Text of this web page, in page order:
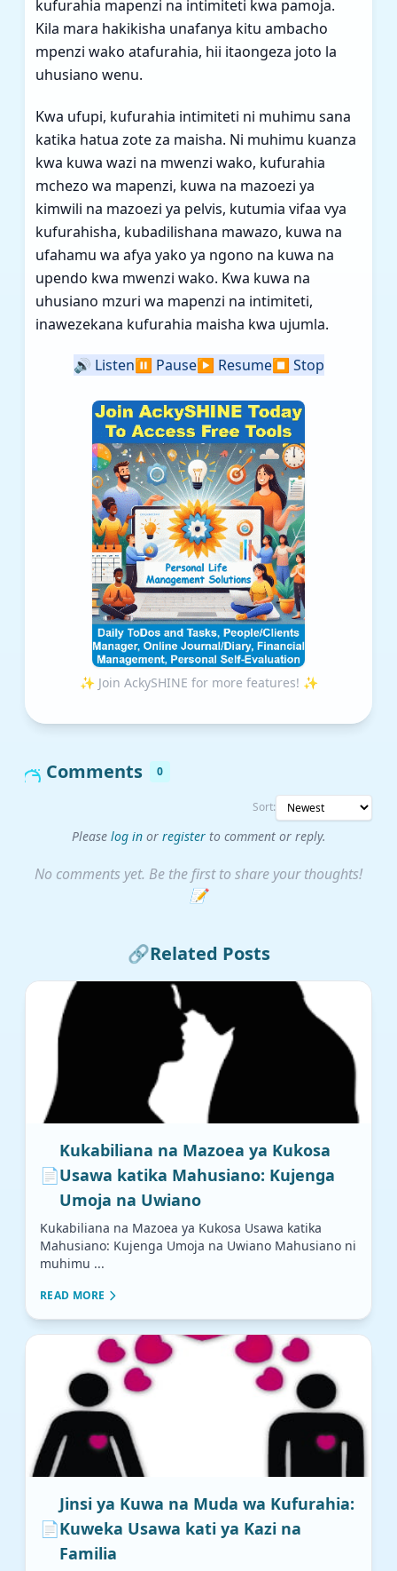
kufurahia mapenzi na intimiteti kwa pamoja.
Kila mara hakikisha unafanya kitu ambacho
mpenzi wako atafurahia, hii itaongeza joto la
uhusiano wenu.
Kwa ufupi, kufurahia intimiteti ni muhimu sana
katika hatua zote za maisha. Ni muhimu kuanza
kwa kuwa wazi na mwenzi wako, kufurahia
mchezo wa mapenzi, kuwa na mazoezi ya
kimwili na mazoezi ya pelvis, kutumia vifaa vya
kufurahisha, kubadilishana mawazo, kuwa na
ufahamu wa afya yako ya ngono na kuwa na
upendo kwa mwenzi wako. Kwa kuwa na
uhusiano mzuri wa mapenzi na intimiteti,
inawezekana kufurahia maisha kwa ujumla.
🔊 Listen⏸️ Pause▶️ Resume⏹️ Stop
✨ Join AckySHINE for more features! ✨
Comments 0
Sort:
Please log inor registerto comment or reply.
No comments yet. Be the first to share your thoughts!
📝
🔗Related Posts
📄
Kukabiliana na Mazoea ya Kukosa
Usawa katika Mahusiano: Kujenga
Umoja na Uwiano
Kukabiliana na Mazoea ya Kukosa Usawa katika
Mahusiano: Kujenga Umoja na Uwiano Mahusiano ni
muhimu ...
READ MORE
📄
Jinsi ya Kuwa na Muda wa Kufurahia:
Kuweka Usawa kati ya Kazi na
Familia